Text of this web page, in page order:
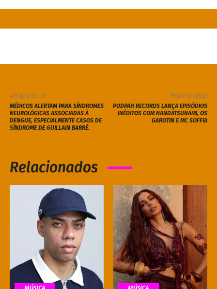
Artigo anterior
MÉDICOS ALERTAM PARA SÍNDROMES
NEUROLÓGICAS ASSOCIADAS À
DENGUE, ESPECIALMENTE CASOS DE
SÍNDROME DE GUILLAIN BARRÉ.
Próximo artigo
PODPAH RECORDS LANÇA EPISÓDIOS
INÉDITOS COM NANDATSUNAMI, OS
GAROTIN E MC SOFFIA
Relacionados